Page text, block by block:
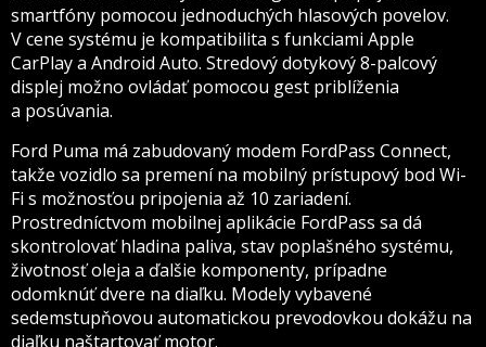
smartfóny pomocou jednoduchých hlasových povelov.
V cene systému je kompatibilita s funkciami Apple
CarPlay a Android Auto. Stredový dotykový 8-palcový
displej možno ovládať pomocou gest priblíženia
a posúvania.
Ford Puma má zabudovaný modem FordPass Connect,
takže vozidlo sa premení na mobilný prístupový bod Wi-
Fi s možnosťou pripojenia až 10 zariadení.
Prostredníctvom mobilnej aplikácie FordPass sa dá
skontrolovať hladina paliva, stav poplašného systému,
životnosť oleja a ďalšie komponenty, prípadne
odomknúť dvere na diaľku. Modely vybavené
sedemstupňovou automatickou prevodovkou dokážu na
diaľku naštartovať motor.